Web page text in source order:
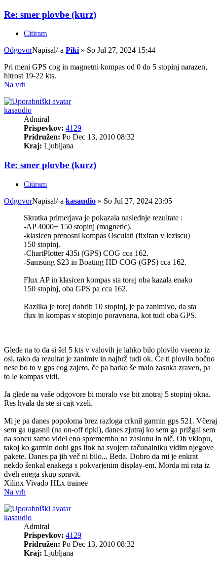
Re: smer plovbe (kurz)
Citiram
OdgovorNapisal/-a Piki » So Jul 27, 2024 15:44
Pri meni GPS cog in magnetni kompas od 0 do 5 stopinj narazen,
hitrost 19-22 kts.
Na vrh
kasaudio
Admiral
Prispevkov: 4129
Pridružen: Po Dec 13, 2010 08:32
Kraj: Ljubljana
Re: smer plovbe (kurz)
Citiram
OdgovorNapisal/-a kasaudio » So Jul 27, 2024 23:05
Skratka primerjava je pokazala naslednje rezultate :
-AP 4000+ 150 stopinj (magnetic).
-klasicen prenosni kompas Osculati (fixiran v leziscu)
150 stopinj.
-ChartPlotter 435i (GPS) COG cca 162.
-Samsung S23 in Boating HD COG (GPS) cca 162.
Flux AP in klasicen kompas sta torej oba kazala enako
150 stopinj, oba GPS pa cca 162.
Razlika je torej dobrih 10 stopinj, je pa zanimivo, da sta
flux in kompas v stopinjo poravnana, kot tudi oba GPS.
Glede na to da si šel 5 kts v valovih je lahko bilo plovilo vseeno iz
osi, tako da rezultat je zanimiv in najbrž tudi ok. Če ti plovilo bočno
nese bo to v gps cog zajeto, če pa barko še malo zasuka zraven, pa
to le kompas vidi.
Ja glede na vaše odgovore bi moralo vse bit znotraj 5 stopinj okna.
Res hvala da ste si cajt vzeli.
Mi je pa danes popoloma brez razloga crknil garmin gps 521. Včeraj
sem ga ugasnil (na on-off tipki), danes zjutraj ko sem ga prižgal sem
na soncu samo videl eno spremembo na zaslonu in nič. Ob vklopu,
takoj ko garmin dobi gps link na svojem računalniku vidim njegove
pakete. Danes pa jih več ni bilo... Beda. Dobro da mi je enkrat
nekdo šenkal enakega s pokvarjenim display-em. Morda mi rata iz
dveh enega skup spravit.
Xilinx Vivado HLx trainee
Na vrh
kasaudio
Admiral
Prispevkov: 4129
Pridružen: Po Dec 13, 2010 08:32
Kraj: Ljubljana